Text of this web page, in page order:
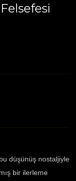
düşünüş nostaljiyle
bir ilerleme